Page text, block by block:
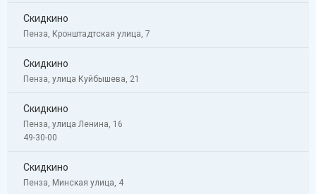
Скидкино
Пенза, Кронштадтская улица, 7
Скидкино
Пенза, улица Куйбышева, 21
Скидкино
Пенза, улица Ленина, 16
49-30-00
Скидкино
Пенза, Минская улица, 4